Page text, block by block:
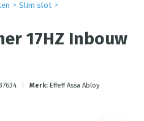
Slim slot
17HZ Inbouw
Merk: Effeff Assa Abloy